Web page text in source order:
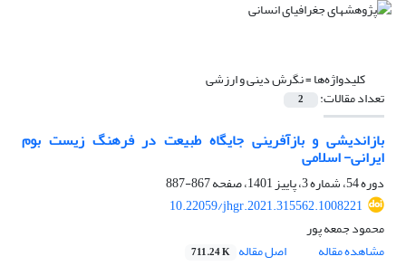
کلیدواژه‌ها =نگرش دینی و ارزشی
تعداد مقالات: 2
بازاندیشی و بازآفرینی جایگاه طبیعت در فرهنگ زیست بوم
ایرانی- اسلامی
دوره 54، شماره 3، پاییز 1401، صفحه
867-887
10.22059/jhgr.2021.315562.1008221
محمود جمعه پور
مشاهده مقاله
اصل مقاله 711.24 K